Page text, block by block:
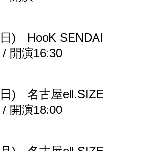
) HooK SENDAI
/ 開演16:30
日) 名古屋ell.SIZE
/ 開演18:00